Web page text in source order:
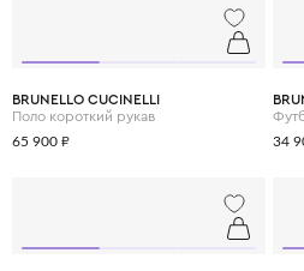
BRUNELLO CUCINELLI
Поло короткий рукав
65 900 ₽ 34